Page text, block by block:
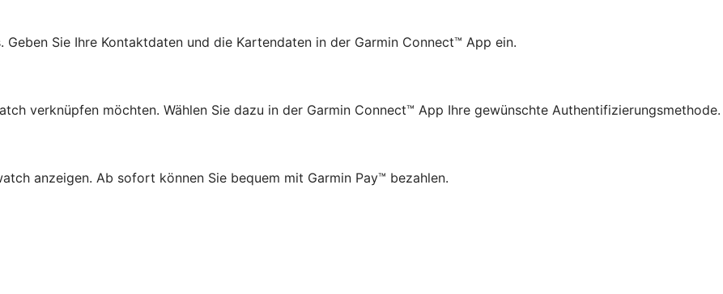
Sie Ihre Kontaktdaten und die Kartendaten in der Garmin Connect™ App ein.
verknüpfen möchten. Wählen Sie dazu in der Garmin Connect™ App Ihre gewünschte Authentifizierungsmethode.
anzeigen. Ab sofort können Sie bequem mit Garmin Pay™ bezahlen.